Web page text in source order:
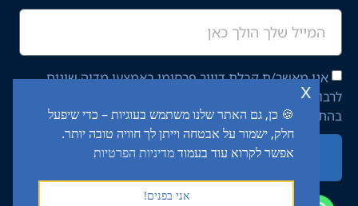
🍪 כן, גם האתר שלנו משתמש בעוגיות – כדי שיפעל
חלק, ישמור על אבטחה וייתן לך חוויה טובה יותר.
אפשר לקרוא עוד בעמודמדיניות הפרטיות
אני בפנים!
x
אני מאשר/ת קבלת דיוור פרסומי באמצעי מדיה שונים
לרבות מסרון ודוא"ל מחברת יציב איתן השקעות בע"מ,
בהתאם ל־מדיניות הפרטיותבאתר.
שליחה